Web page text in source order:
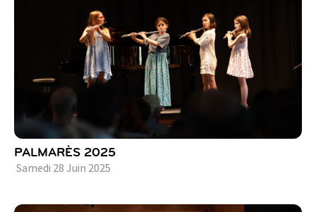
PALMARÈS 2025
Samedi 28 Juin 2025